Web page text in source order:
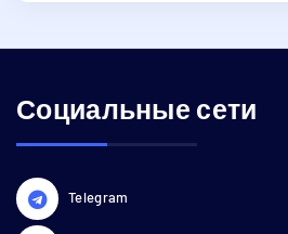
Социальные сети
Telegram